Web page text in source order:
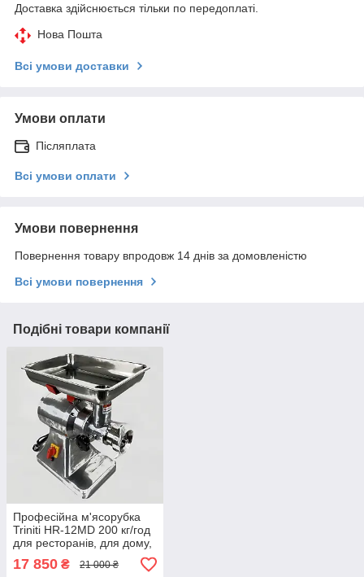
Доставка здійснюється тільки по передоплаті.
Нова Пошта
Всі умови доставки
Умови оплати
Післяплата
Всі умови оплати
Умови повернення
Повернення товару впродовж 14 днів за домовленістю
Всі умови повернення
Подібні товари компанії
Професійна м'ясорубка
Triniti HR-12MD 200 кг/год
для ресторанів, для дому,
підприємств харчування
(куттер)
17 850 ₴ 21 000 ₴